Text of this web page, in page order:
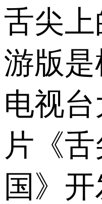
舌尖
游版
电视
片《
国》